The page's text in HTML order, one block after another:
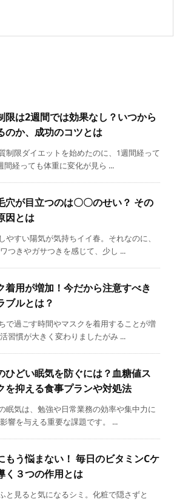
限は2週間では効果なし？いつから
のか、成功のコツとは
質制限ダイエットを始めたのに、1週間経って
間経っても体重に変化が見ら ...
穴が目立つのは〇〇のせい？ その
因とは
やすい陽気が気持ちイイ春。それなのに、
つきやガサつきを感じて、少し ...
着用が増加！今だから注意すべき
ブルとは？
で過ごす時間やマスクを着用することが増
習慣が大きく変わりましたがみ ...
ひどい眠気を防ぐには？血糖値ス
を抑える食事プランや対処法
眠気は、勉強や日常業務の効率や集中力に
響を与える重要な課題です。 ...
もう悩まない！ 毎日のビタミンCケ
く３つの作用とは
と見ると気になるシミ。化粧で隠さずと